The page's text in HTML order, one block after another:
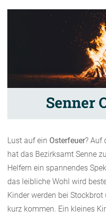
Senner
Lust auf ein Osterfeuer? Auf
hat das Bezirksamt Senne
Helfern ein spannendes
das leibliche Wohl wird
Kinder werden bei
kurz kommen. Ein kleines